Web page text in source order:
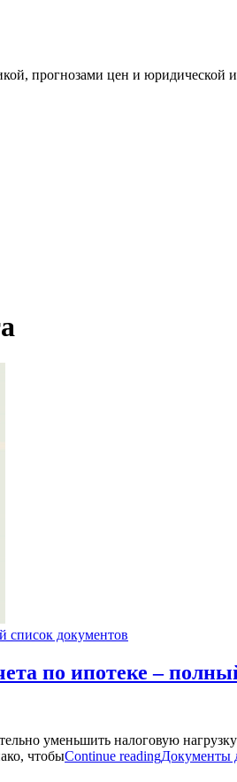
прогнозами цен и юридической
список документов
по ипотеке –
уменьшить налоговую
чтобыContinue readingДокументы